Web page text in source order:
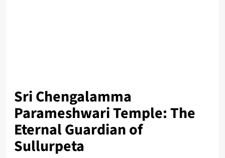
Sri Chengalamma
Parameshwari Temple: The
Eternal Guardian of
Sullurpeta